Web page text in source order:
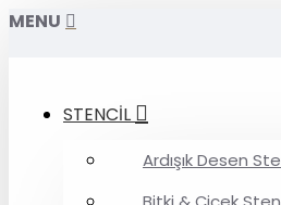
MENU
STENCİL
Ardışık Desen